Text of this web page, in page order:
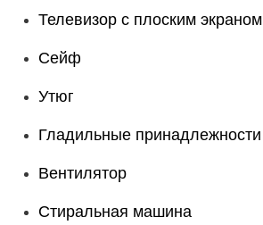
Телевизор с плоским экраном
Сейф
Утюг
Гладильные принадлежности
Вентилятор
Стиральная машина